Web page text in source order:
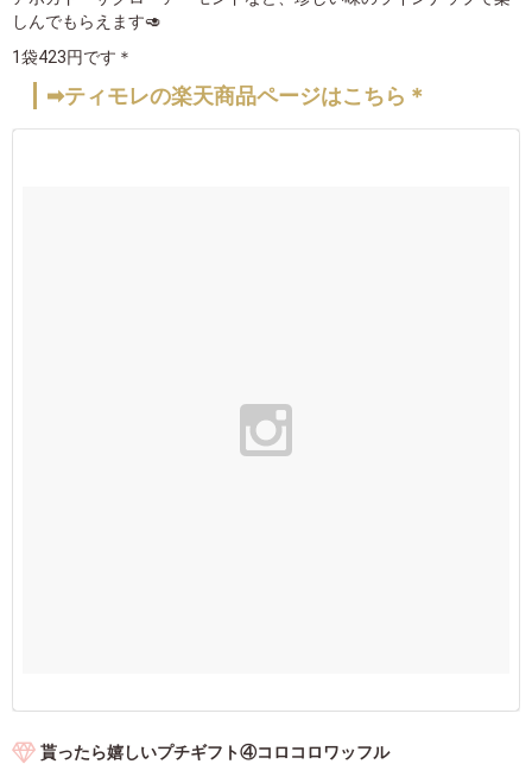
しんでもらえます🥑
1袋423円です＊
➡ティモレの楽天商品ページはこちら＊
貰ったら嬉しいプチギフト④コロコロワッフル